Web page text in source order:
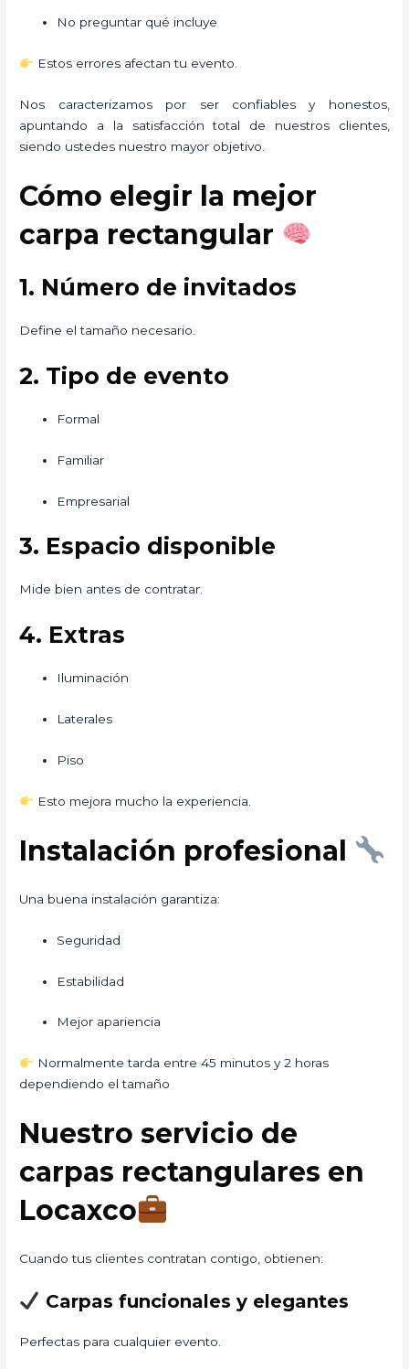
No preguntar qué incluye
Estos errores afectan tu evento.
Nos caracterizamos por ser confiables y honestos,
apuntando a la satisfacción total de nuestros clientes,
siendo ustedes nuestro mayor objetivo.
Cómo elegir la mejor
carpa rectangular
1. Número de invitados
Define el tamaño necesario.
2. Tipo de evento
Formal
Familiar
Empresarial
3. Espacio disponible
Mide bien antes de contratar.
4. Extras
Iluminación
Laterales
Piso
Esto mejora mucho la experiencia.
Instalación profesional
Una buena instalación garantiza:
Seguridad
Estabilidad
Mejor apariencia
Normalmente tarda entre 45 minutos y 2 horas
dependiendo el tamaño
Nuestro servicio de
carpas rectangulares en
Locaxco
Cuando tus clientes contratan contigo, obtienen:
Carpas funcionales y elegantes
Perfectas para cualquier evento.